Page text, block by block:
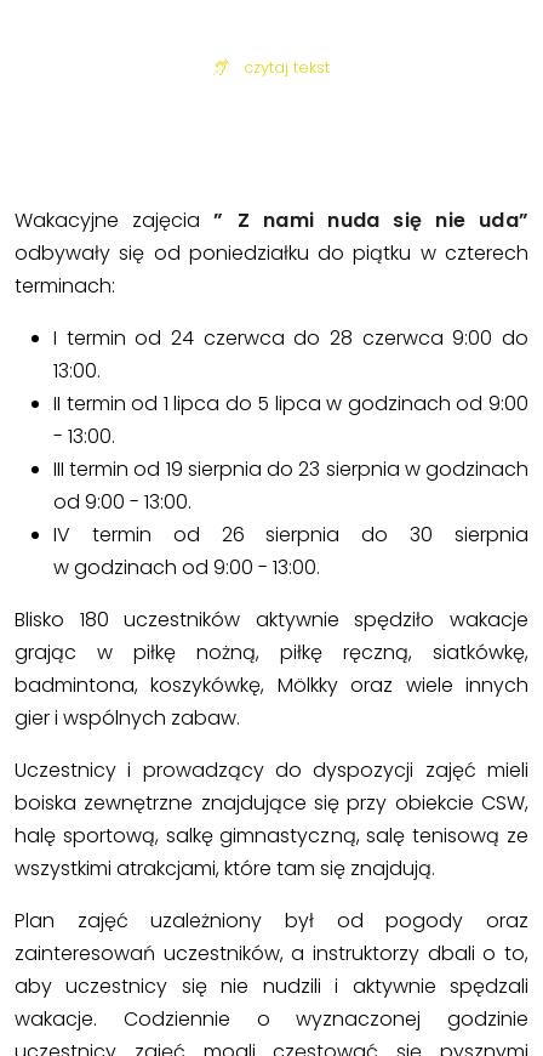
czytaj tekst
Wakacyjne zajęcia” Z nami nuda się nie uda”
odbywały się od poniedziałku do piątku w czterech
terminach:
I termin od 24 czerwca do 28 czerwca 9:00 do
13:00.
II termin od 1 lipca do 5 lipca w godzinach od 9:00
- 13:00.
III termin od 19 sierpnia do 23 sierpnia w godzinach
od 9:00 - 13:00.
IV termin od 26 sierpnia do 30 sierpnia
w godzinach od 9:00 - 13:00.
Blisko 180 uczestników aktywnie spędziło wakacje
grając w piłkę nożną, piłkę ręczną, siatkówkę,
badmintona, koszykówkę, Mölkky oraz wiele innych
gier i wspólnych zabaw.
Uczestnicy i prowadzący do dyspozycji zajęć mieli
boiska zewnętrzne znajdujące się przy obiekcie CSW,
halę sportową, salkę gimnastyczną, salę tenisową ze
wszystkimi atrakcjami, które tam się znajdują.
Plan zajęć uzależniony był od pogody oraz
zainteresowań uczestników, a instruktorzy dbali o to,
aby uczestnicy się nie nudzili i aktywnie spędzali
wakacje. Codziennie o wyznaczonej godzinie